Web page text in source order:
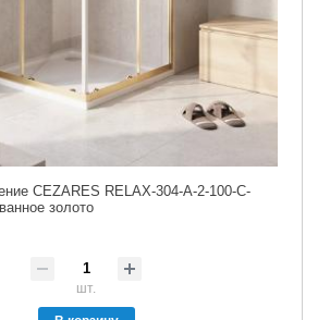
CEZARES RELAX-304-A-2-100-C-
золото
шт.